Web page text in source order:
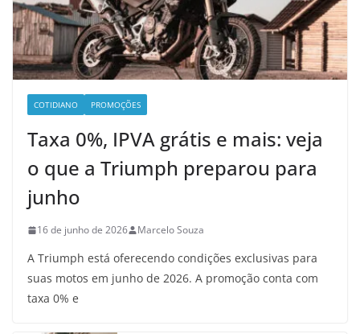
COTIDIANO PROMOÇÕES
Taxa 0%, IPVA grátis e mais: veja
o que a Triumph preparou para
junho
16 de junho de 2026 Marcelo Souza
A Triumph está oferecendo condições exclusivas para
suas motos em junho de 2026. A promoção conta com
taxa 0% e